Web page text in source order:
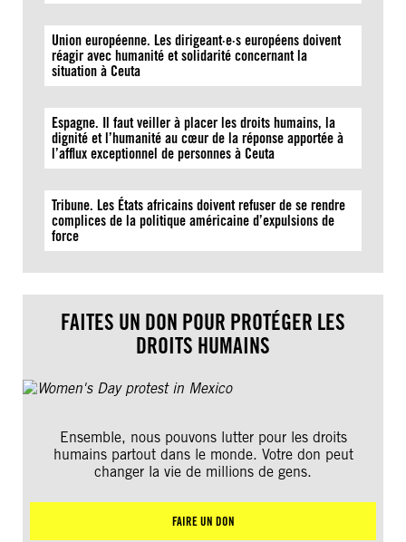
Union européenne. Les dirigeant·e·s européens doivent
réagir avec humanité et solidarité concernant la
situation à Ceuta
Espagne. Il faut veiller à placer les droits humains, la
dignité et l’humanité au cœur de la réponse apportée à
l’afflux exceptionnel de personnes à Ceuta
Tribune. Les États africains doivent refuser de se rendre
complices de la politique américaine d’expulsions de
force
FAITES UN DON POUR PROTÉGER LES
DROITS HUMAINS
Ensemble, nous pouvons lutter pour les droits
humains partout dans le monde. Votre don peut
changer la vie de millions de gens.
FAIRE UN DON